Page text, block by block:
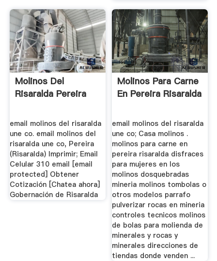
Molinos Del
Risaralda Pereira
email molinos del risaralda
une co. email molinos del
risaralda une co, Pereira
(Risaralda) Imprimir; Email
Celular 310 email [email
protected] Obtener
Cotización [Chatea ahora]
Gobernación de Risaralda
Molinos Para Carne
En Pereira Risaralda
email molinos del risaralda
une co; Casa molinos .
molinos para carne en
pereira risaralda disfraces
para mujeres en los
molinos dosquebradas
mineria molinos tombolas o
otros modelos parrafo
pulverizar rocas en mineria
controles tecnicos molinos
de bolas para molienda de
minerales y rocas y
minerales direcciones de
tiendas donde venden ...